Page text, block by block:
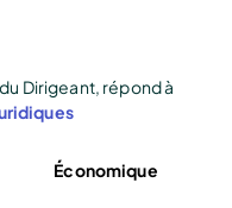
Dirigeant, répond à
Économique